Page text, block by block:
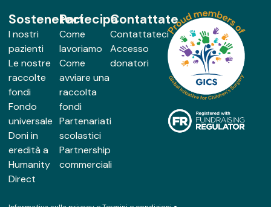
Sosteneteci
I nostri
pazienti
Le nostre
raccolte
fondi
Fondo
universale
Doni in
eredità a
Humanity
Direct
Partecipa
Come
lavoriamo
Come
avviare una
raccolta
fondi
Partenariati
scolastici
Partnership
commerciali
Contattate
Contattateci
Accesso
donatori